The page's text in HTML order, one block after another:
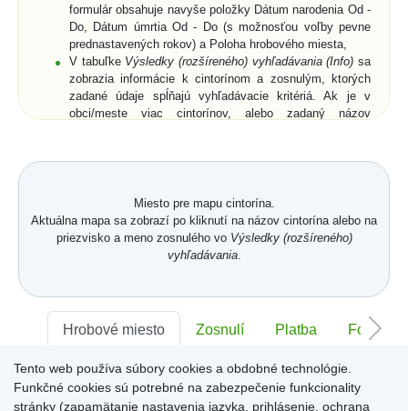
formulár obsahuje navyše položky Dátum narodenia Od -
Do, Dátum úmrtia Od - Do (s možnosťou voľby pevne
prednastavených rokov) a Poloha hrobového miesta,
V tabuľke Výsledky (rozšíreného) vyhľadávania (Info) sa
zobrazia informácie k cintorínom a zosnulým, ktorých
zadané údaje spĺňajú vyhľadávacie kritériá. Ak je v
obci/meste viac cintorínov, alebo zadaný názov
zosnulého resp. jeho rodné priezvisko) vo všetkých
Vyberte zo zoznamu cintorín alebo zosnulého a
kliknutím potvrďte výber,
Zobrazí saKarta hrobového miesta so záložkami
... (viď. popis nižšie) a buď len
Karte hrobového miesta
sú v pravom hornom rohu
ikonyMapa,GPS aZdieľať. Po kliknutí na ne sa
súradnice hrobového miesta (funkcia môže byť pre daný
cintorín uzamknutá) alebo získate URL adresu aktuálne
zobrazenej stránky.
Miesto pre mapu cintorína.
Aktuálna mapa sa zobrazí po kliknutí na názov cintorína alebo na
priezvisko a meno zosnulého vo Výsledky (rozšíreného)
vyhľadávania.
Hrobové miesto Zosnulí Platba Foto
Sektor:- Rad:- Číslo:-
Tento web používa súbory cookies a obdobné technológie.
Funkčné cookies sú potrebné na zabezpečenie funkcionality
stránky (zapamätanie nastavenia jazyka, prihlásenie, ochrana